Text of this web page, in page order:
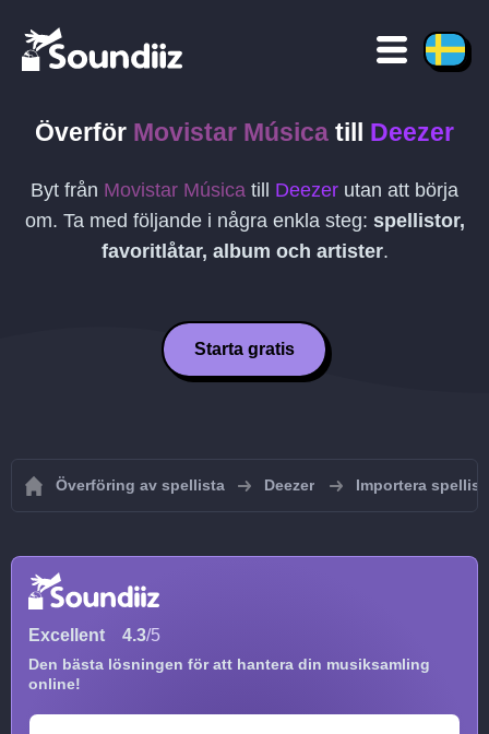
Överför Movistar Música till Deezer
Byt från Movistar Música till Deezer utan att börja
om. Ta med följande i några enkla steg: spellistor,
favoritlåtar, album och artister.
Starta gratis
Överföring av spellista Deezer Importera
Excellent 4.3/5
Den bästa lösningen för att hantera din musiksamling
online!